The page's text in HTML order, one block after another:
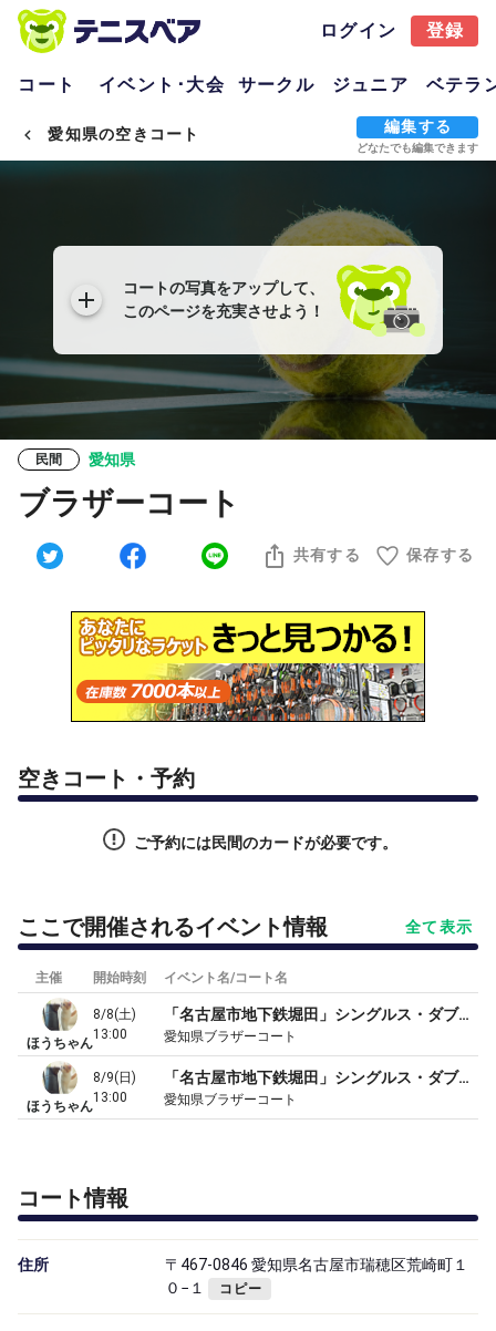
ログイン 登録
コート イベント･大会 サークル ジュニア ベテラ
愛知県の空きコート 編集する
どなたでも編集できます
コートの写真をアップして、
このページを充実させよう！
民間 愛知県
ブラザーコート
共有する 保存する
空きコート・予約
ご予約には民間のカードが必要です。
ここで開催されるイベント情報 全て表示
主催 開始時刻 イベント名/コート名
ほうちゃん
8/8(土)
13:00
「名古屋市地下鉄堀田」シングルス・ダブルス練習試合
愛知県ブラザーコート
ほうちゃん
8/9(日)
13:00
「名古屋市地下鉄堀田」シングルス・ダブルス練習試合8
愛知県ブラザーコート
コート情報
住所
〒467-0846 愛知県名古屋市瑞穂区荒崎町１
０−１
コピー